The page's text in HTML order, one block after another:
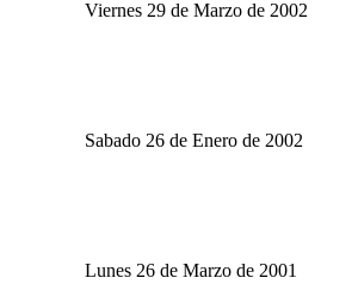
Viernes 29 de Marzo de 2002
Sabado 26 de Enero de 2002
Lunes 26 de Marzo de 2001